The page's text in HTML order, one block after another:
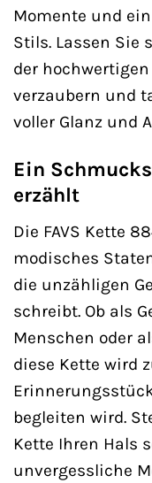
Momente und
Stils. Lassen Sie
der
verzaubern und
voller Glanz und
Ein
erzählt
Die FAVS Kette
modisches
die unzähligen
schreibt. Ob als
Menschen oder
diese Kette wird
begleiten wird.
Kette Ihren Hals
unvergessliche